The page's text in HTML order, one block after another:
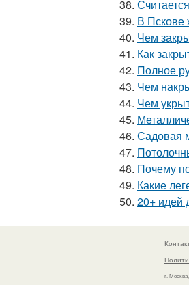
38.
39. В Пскове
40. Чем
41. Как
42. Полное
43. Чем
44. Чем
45.
46. Садовая
47.
48. Почему
49. Какие
50. 20+ идей
г.